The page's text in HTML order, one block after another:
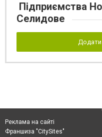
Підприємства
Селидове
Додати
Реклама на сайті
Франшиза "CitySites"